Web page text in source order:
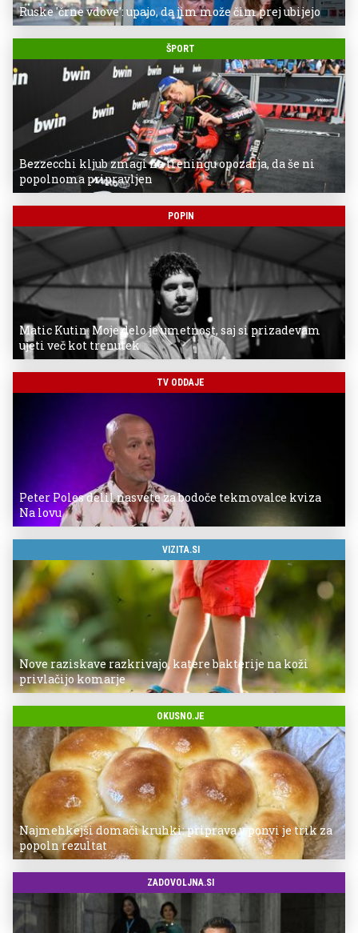
Ruske 'črne vdove': upajo, da jim može čim prej ubijejo
ŠPORT
Bezzecchi kljub zmagi na treningu opozarja, da še ni
popolnoma pripravljen
POPIN
Matic Kutin: Moje delo je umetnost, saj si prizadevam
ujeti več kot trenutek
TV ODDAJE
Peter Poles delil nasvete za bodoče tekmovalce kviza
Na lovu
VIZITA.SI
Nove raziskave razkrivajo, katere bakterije na koži
privlačijo komarje
OKUSNO.JE
Najmehkejši domači kruhki: priprava v ponvi je trik za
popoln rezultat
ZADOVOLJNA.SI